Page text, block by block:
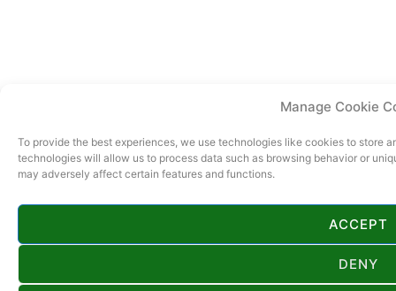
Manage Cookie
To provide the best experiences, we use technologies like cookies to store
technologies will allow us to process data such as browsing behavior or
may adversely affect certain features and functions.
ACCEPT
DENY